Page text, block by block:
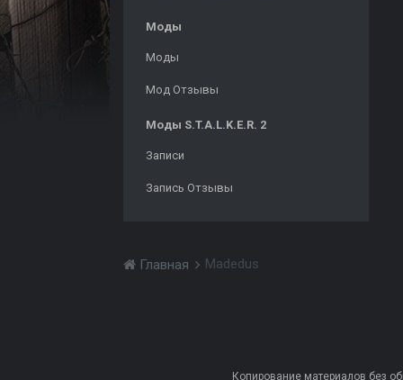
Моды
Моды
Мод Отзывы
Моды S.T.A.L.K.E.R. 2
Записи
Запись Отзывы
Главная Madedus
Копирование материалов без